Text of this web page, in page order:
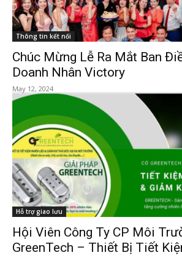
Thông tin kết nối
Chúc Mừng Lễ Ra Mắt Ban
Doanh Nhân Victory
May 12, 2024
Hỗ trợ giao lưu
Hội Viên Công Ty CP Môi
GreenTech – Thiết Bị Tiết